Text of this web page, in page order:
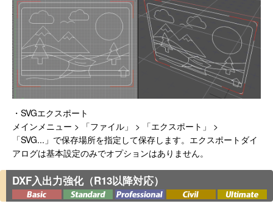
・SVGエクスポート
メインメニュー > 「ファイル」 > 「エクスポート」 >
「SVG...」で保存場所を指定して保存します。エクスポートダイ
アログは基本設定のみでオプションはありません。
DXF入出力強化（R13以降対応）